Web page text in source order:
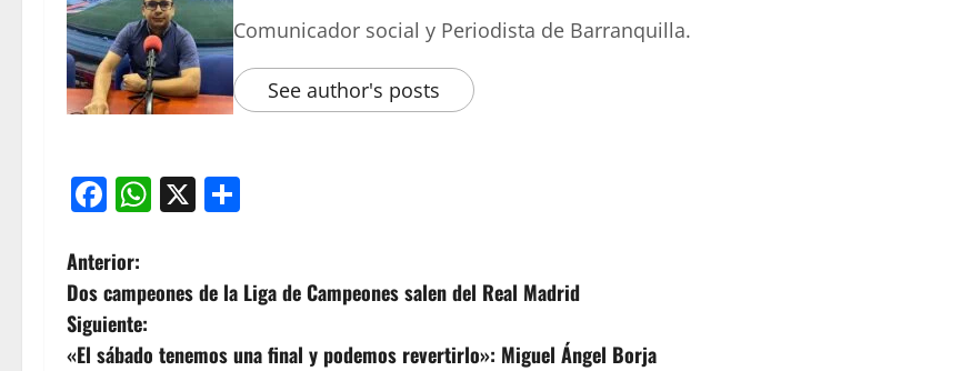
Comunicador social y Periodista de Barranquilla.
See author's posts
Facebook
WhatsApp
X
Anterior:
Dos campeones de la Liga de Campeones salen del Real Madrid
Siguiente:
«El sábado tenemos una final y podemos revertirlo»: Miguel Ángel Borja